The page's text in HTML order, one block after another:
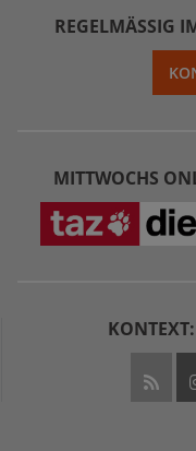
REGELMÄSSIG
MITTWOCHS